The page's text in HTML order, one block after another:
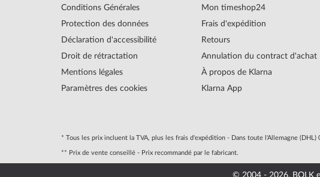
Conditions Générales
Protection des données
Déclaration d'accessibilité
Droit de rétractation
Mentions légales
Paramètres des cookies
Mon timeshop24
Frais d'expédition
Retours
Annulation du contract d'achat
À propos de Klarna
Klarna App
* Tous les prix incluent la TVA, plus les frais d'expédition - Dans toute l'Allemagne
** Prix de vente conseillé - Prix recommandé par le fabricant.
© 2004 - 2026, BOLK